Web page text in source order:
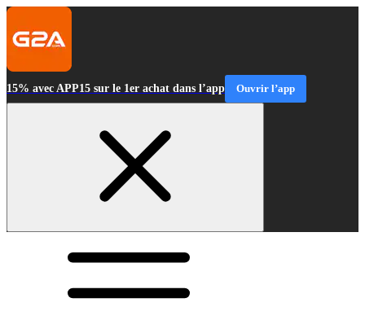
15% avec APP15 sur le 1er achat dans l’app Ouvrir l’app